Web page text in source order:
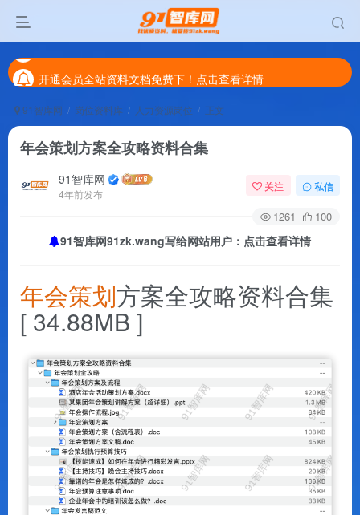
开通会员全站资料文档免费下！点击查看详情
开通会员全站资料文档免费下！点击查看详情
开通会员全站资料文档免费下！点击查看详情
91智库网 岗位资料库 人力资源岗位 正文
年会策划方案全攻略资料合集
91智库网
4年前发布
关注 私信
1261 100
91智库网91zk.wang写给网站用户：点击查看详情
年会策划方案全攻略资料合集
[ 34.88MB ]